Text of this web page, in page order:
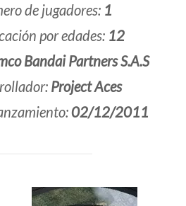
de jugadores: 1
por edades: 12
Bandai Partners S.A.S
Project Aces
02/12/2011